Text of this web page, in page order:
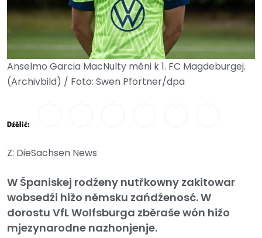
Anselmo Garcia MacNulty měni k 1. FC Magdeburgej.
(Archivbild) / Foto: Swen Pförtner/dpa
Dźělić:
Z: DieSachsen News
W Španiskej rodźeny nutřkowny zakitowar
wobsedźi hižo němsku zańdźenosć. W
dorostu VfL Wolfsburga zběraše wón hižo
mjezynarodne nazhonjenje.